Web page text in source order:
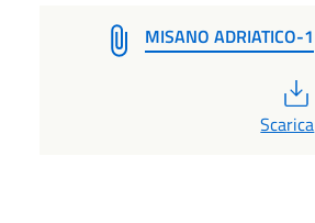
MISANO ADRIATICO-1
Scarica